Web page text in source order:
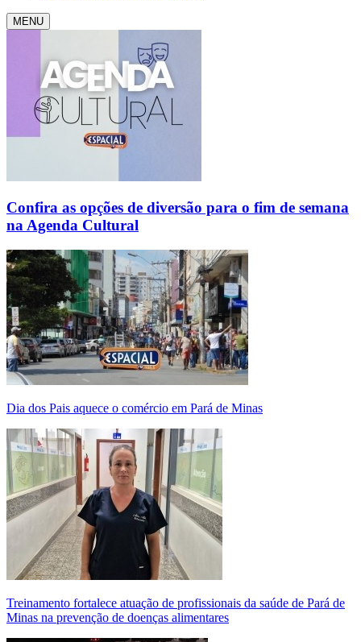
MENU
Confira as opções de diversão para o fim de semana
na Agenda Cultural
Dia dos Pais aquece o comércio em Pará de Minas
Treinamento fortalece atuação de profissionais da saúde de Pará de
Minas na prevenção de doenças alimentares